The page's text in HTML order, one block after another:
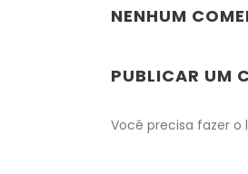
NENHUM
PUBLICAR UM
Você precisa fazer o